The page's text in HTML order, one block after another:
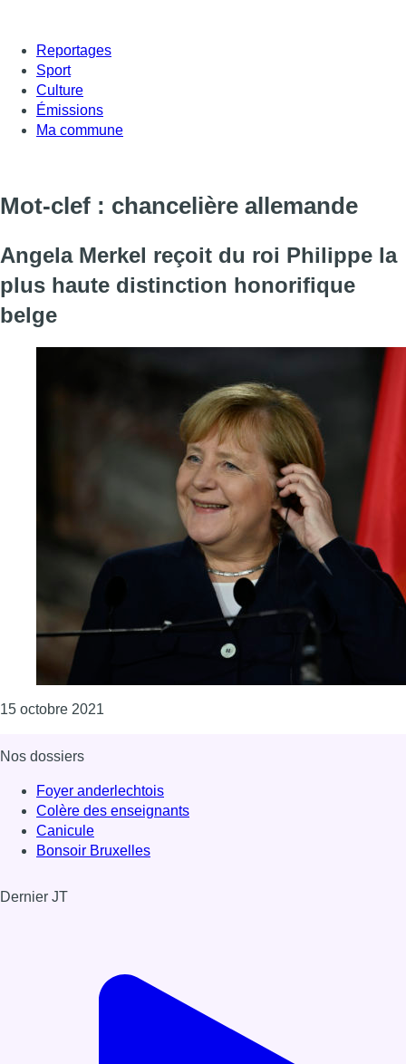
Reportages
Sport
Culture
Émissions
Ma commune
Mot-clef : chancelière allemande
Angela Merkel reçoit du roi Philippe la
plus haute distinction honorifique
belge
15 octobre 2021
Nos dossiers
Foyer anderlechtois
Colère des enseignants
Canicule
Bonsoir Bruxelles
Dernier JT